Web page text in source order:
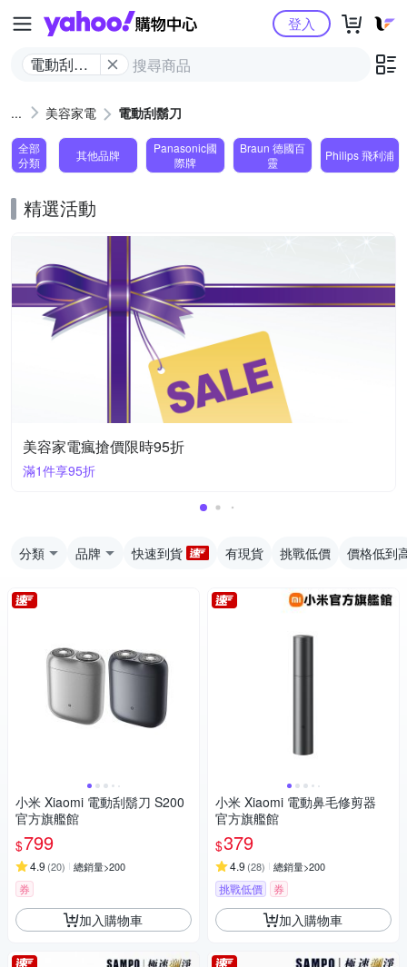
Yahoo購物中心
電動刮鬍
登入
美容家電 電動刮鬍刀
全部
分類
其他品牌
Panasonic國
際牌
Braun 德國百
靈
Philips 飛利浦
精選活動
美容家電瘋搶價限時95折
滿1件享95折
分類 品牌 快速到貨 有現貨 挑戰低價 價格低到
小米 Xiaomi 電動刮鬍刀 S200
官方旗艦館
$799
4.9 (20) 總銷量>200
券
加入購物車
小米 Xiaomi 電動鼻毛修剪器
官方旗艦館
$379
4.9 (28) 總銷量>200
挑戰低價 券
加入購物車